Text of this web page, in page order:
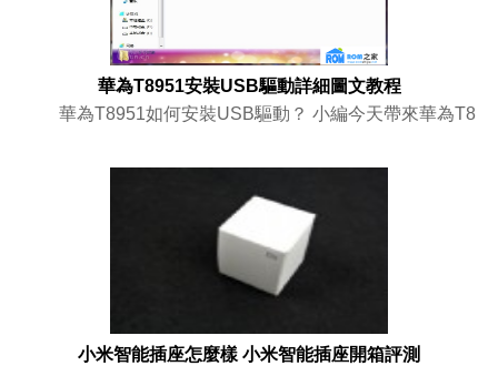
華為T8951安裝USB驅動詳細圖文教程
華為T8951如何安裝USB驅動？ 小編今天帶來華為T8
小米智能插座怎麼樣 小米智能插座開箱評測